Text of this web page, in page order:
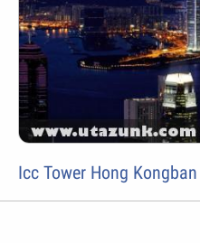
Icc Tower Hong Kongban